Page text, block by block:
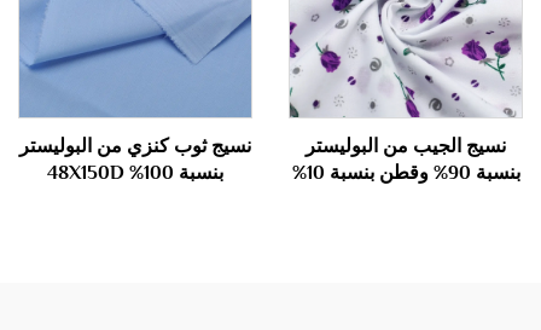
نسيج الجيب من البوليستر
بنسبة 90% وقطن بنسبة 10%
نسيج ثوب كنزي من البوليستر
بنسبة 100% 48X150D